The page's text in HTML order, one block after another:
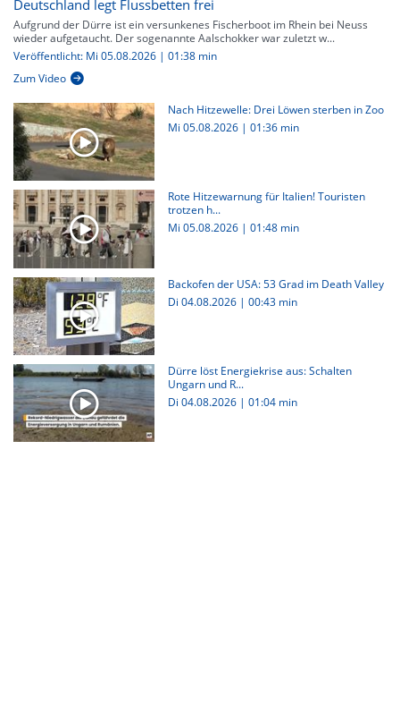
Deutschland legt Flussbetten frei
Aufgrund der Dürre ist ein versunkenes Fischerboot im Rhein bei Neuss
wieder aufgetaucht. Der sogenannte Aalschokker war zuletzt w...
Veröffentlicht: Mi 05.08.2026 | 01:38 min
Zum Video
Nach Hitzewelle: Drei Löwen sterben in Zoo
Mi 05.08.2026 | 01:36 min
Rote Hitzewarnung für Italien! Touristen
trotzen h...
Mi 05.08.2026 | 01:48 min
Backofen der USA: 53 Grad im Death Valley
Di 04.08.2026 | 00:43 min
Dürre löst Energiekrise aus: Schalten
Ungarn und R...
Di 04.08.2026 | 01:04 min